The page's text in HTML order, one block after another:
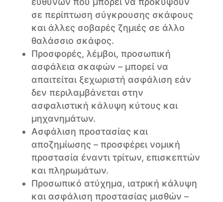
σε περίπτωση σύγκρουσης σκάφους
και άλλες σοβαρές ζημιές σε άλλο
θαλάσσιο σκάφος.
Προσφορές, λέμβοι, προσωπική
ασφάλεια σκαφών – μπορεί να
απαιτείται ξεχωριστή ασφάλιση εάν
δεν περιλαμβάνεται στην
ασφαλιστική κάλυψη κύτους και
μηχανημάτων.
Ασφάλιση προστασίας και
αποζημίωσης – προσφέρει νομική
προστασία έναντι τρίτων, επισκεπτών
και πληρωμάτων.
Προσωπικό ατύχημα, ιατρική κάλυψη
και ασφάλιση προστασίας μισθών –